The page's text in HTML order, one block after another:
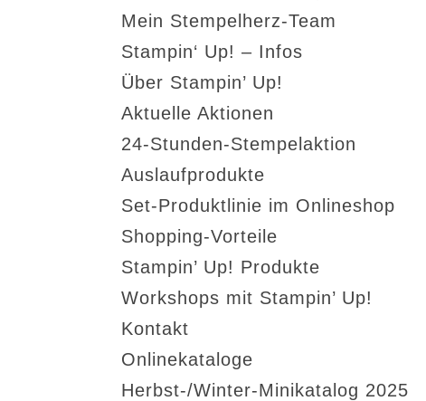
Mein Stempelherz-Team
Stampin‘ Up! – Infos
Über Stampin’ Up!
Aktuelle Aktionen
24-Stunden-Stempelaktion
Auslaufprodukte
Set-Produktlinie im Onlineshop
Shopping-Vorteile
Stampin’ Up! Produkte
Workshops mit Stampin’ Up!
Kontakt
Onlinekataloge
Herbst-/Winter-Minikatalog 2025